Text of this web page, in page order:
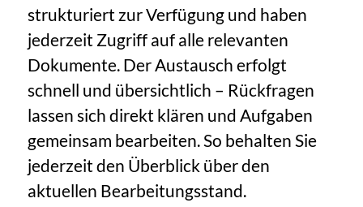
strukturiert zur Verfügung und haben
jederzeit Zugriff auf alle relevanten
Dokumente. Der Austausch erfolgt
schnell und übersichtlich – Rückfragen
lassen sich direkt klären und Aufgaben
gemeinsam bearbeiten. So behalten Sie
jederzeit den Überblick über den
aktuellen Bearbeitungsstand.